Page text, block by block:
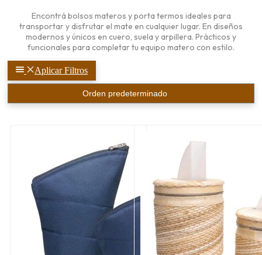
Encontrá bolsos materos y porta termos ideales para
transportar y disfrutar el mate en cualquier lugar. En diseños
modernos y únicos en cuero, suela y arpillera. Prácticos y
funcionales para completar tu equipo matero con estilo.
Aplicar Filtros